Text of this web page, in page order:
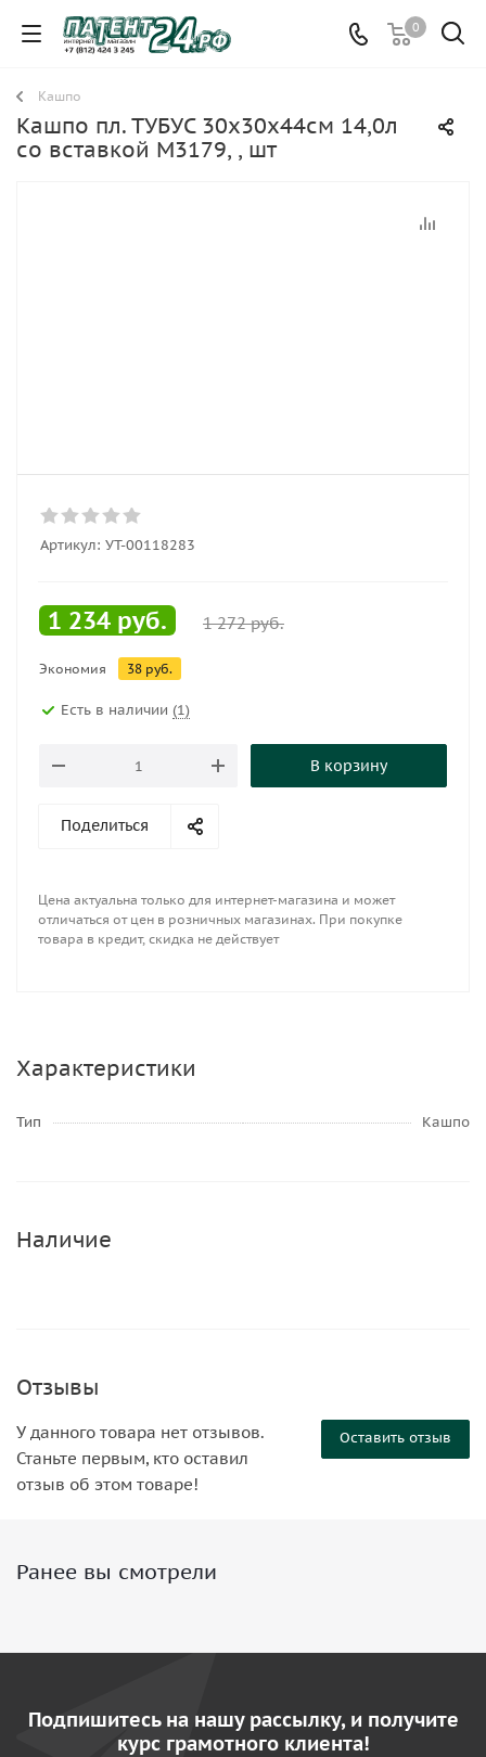
0
Кашпо
Кашпо пл. ТУБУС 30х30х44см 14,0л
со вставкой М3179, , шт
Артикул: УТ-00118283
1 234 руб. 1 272руб.
Экономия 38 руб.
Есть в наличии (1)
В корзину
Поделиться
Цена актуальна только для интернет-магазина и может
отличаться от цен в розничных магазинах. При покупке
товара в кредит, скидка не действует
Характеристики
Тип Кашпо
Наличие
Отзывы
Оставить отзыв
У данного товара нет отзывов.
Станьте первым, кто оставил
отзыв об этом товаре!
Ранее вы смотрели
Подпишитесь на нашу рассылку, и получите
курс грамотного клиента!